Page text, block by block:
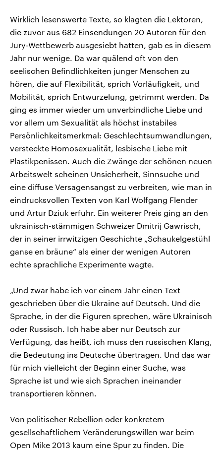
Wirklich lesenswerte Texte, so klagten die Lektoren,
die zuvor aus 682 Einsendungen 20 Autoren für den
Jury-Wettbewerb ausgesiebt hatten, gab es in diesem
Jahr nur wenige. Da war quälend oft von den
seelischen Befindlichkeiten junger Menschen zu
hören, die auf Flexibilität, sprich Vorläufigkeit, und
Mobilität, sprich Entwurzelung, getrimmt werden. Da
ging es immer wieder um unverbindliche Liebe und
vor allem um Sexualität als höchst instabiles
Persönlichkeitsmerkmal: Geschlechtsumwandlungen,
versteckte Homosexualität, lesbische Liebe mit
Plastikpenissen. Auch die Zwänge der schönen neuen
Arbeitswelt scheinen Unsicherheit, Sinnsuche und
eine diffuse Versagensangst zu verbreiten, wie man in
eindrucksvollen Texten von Karl Wolfgang Flender
und Artur Dziuk erfuhr. Ein weiterer Preis ging an den
ukrainisch-stämmigen Schweizer Dmitrij Gawrisch,
der in seiner irrwitzigen Geschichte „Schaukelgestühl
ganse en bräune“ als einer der wenigen Autoren
echte sprachliche Experimente wagte.
„Und zwar habe ich vor einem Jahr einen Text
geschrieben über die Ukraine auf Deutsch. Und die
Sprache, in der die Figuren sprechen, wäre Ukrainisch
oder Russisch. Ich habe aber nur Deutsch zur
Verfügung, das heißt, ich muss den russischen Klang,
die Bedeutung ins Deutsche übertragen. Und das war
für mich vielleicht der Beginn einer Suche, was
Sprache ist und wie sich Sprachen ineinander
transportieren können.
Von politischer Rebellion oder konkretem
gesellschaftlichem Veränderungswillen war beim
Open Mike 2013 kaum eine Spur zu finden. Die